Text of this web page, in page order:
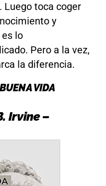
Luego toca coger
y
lo
Pero a la vez,
la diferencia.
VIDA
Irvine –